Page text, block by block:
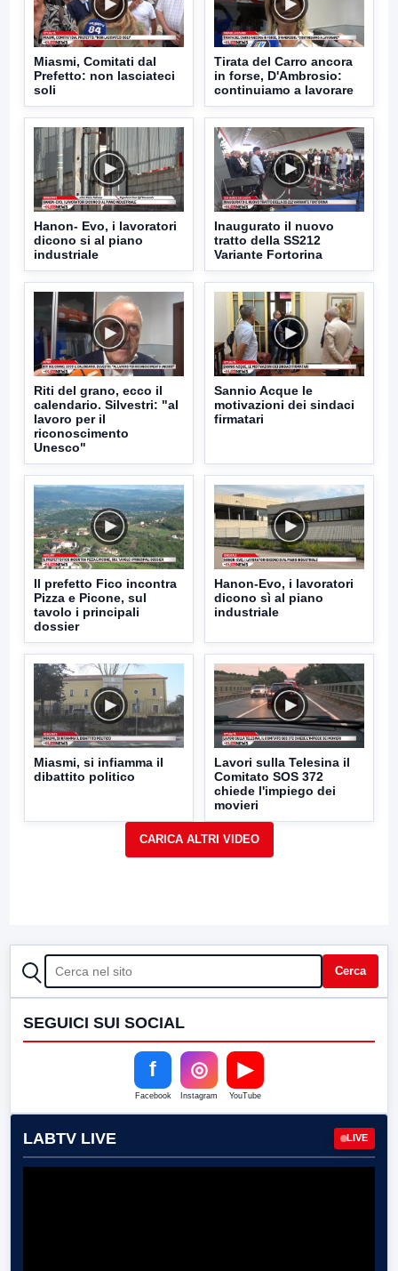
Miasmi, Comitati dal
Prefetto: non lasciateci
soli
Tirata del Carro ancora
in forse, D'Ambrosio:
continuiamo a lavorare
Hanon- Evo, i lavoratori
dicono si al piano
industriale
Inaugurato il nuovo
tratto della SS212
Variante Fortorina
Riti del grano, ecco il
calendario. Silvestri: "al
lavoro per il
riconoscimento
Unesco"
Sannio Acque le
motivazioni dei sindaci
firmatari
Il prefetto Fico incontra
Pizza e Picone, sul
tavolo i principali
dossier
Hanon-Evo, i lavoratori
dicono sì al piano
industriale
Miasmi, si infiamma il
dibattito politico
Lavori sulla Telesina il
Comitato SOS 372
chiede l'impiego dei
movieri
CERCA Cerca
SEGUICI SUI SOCIAL
f
Facebook
◎
Instagram
▶
YouTube
LABTV LIVE LIVE